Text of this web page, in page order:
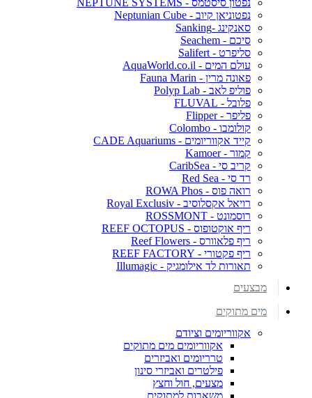
נפטוניאן קיוב - Neptunian Cube
סאנקינג -Sanking
סיכם - Seachem
סליפרט - Salifert
עולם המים - AquaWorld.co.il
פאונה מרין - Fauna Marin
פוליפ לאב - Polyp Lab
פלובל - FLUVAL
פליפר - Flipper
קולומבו - Colombo
קייד אקווריומים - CADE Aquariums
קמור - Kamoer
קריב סי - CaribSea
רד סי - Red Sea
רואה פוס - ROWA Phos
רויאל אקסלוסיב - Royal Exclusiv
רוסמונט - ROSSMONT
ריף אוקטופוס - REEF OCTOPUS
ריף פלאוורס - Reef Flowers
ריף פקטורי - REEF FACTORY
תאורות לד אילומגיק - Illumagic
מבצעים
מים מתוקים
אקווריומים וציודם
אקווריומים מים מתוקים
טרריומים ואביזרים
פילטרים ואביזרי סינון
מצעים, חול וחצץ
משאבות למתוקים